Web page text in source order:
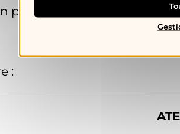
peut proposer à d’autres
: